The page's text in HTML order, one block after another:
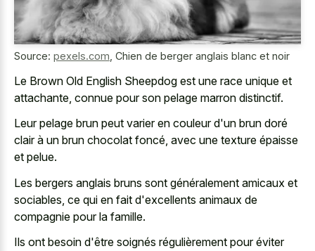
Source: pexels.com Chien de berger anglais blanc et noir
Le Brown Old English Sheepdog est une race unique et
attachante, connue pour son pelage marron distinctif.
Leur pelage brun peut varier en couleur d'un brun doré
clair à un brun chocolat foncé, avec une texture épaisse
et pelue.
Les bergers anglais bruns sont généralement amicaux et
sociables, ce qui en fait d'excellents animaux de
compagnie pour la famille.
Ils ont besoin d'être soignés régulièrement pour éviter